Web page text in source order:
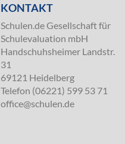
KONTAKT
Schulen.de Gesellschaft für
Schulevaluation mbH
Handschuhsheimer Landstr.
31
69121 Heidelberg
Telefon (06221) 599 53 71
office@schulen.de